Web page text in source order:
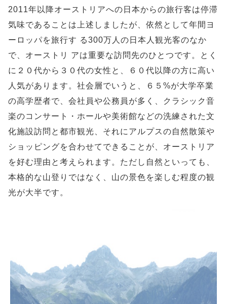
2011年以降オーストリアへの日本からの旅行客は停滞
気味であることは上述しましたが、依然として年間ヨ
ーロッパを旅行す る300万人の日本人観光客のなか
で、オーストリ アは重要な訪問先のひとつです。とく
に２０代から３０代の女性と、６０代以降の方に高い
人気があります。社会層でいうと、６５%が大学卒業
の高学歴者で、会社員や公務員が多く、クラシック音
楽のコンサート・ホールや美術館などの洗練された文
化施設訪問と都市観光、それにアルプスの自然散策や
ショッピングを合わせてできることが、オーストリア
を好む理由と考えられます。ただし自然といっても、
本格的な山登りではなく、山の景色を楽しむ程度の観
光が大半です。